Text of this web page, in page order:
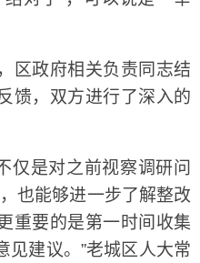
政府相关负责同志结
馈，双方进行了深入的
是对之前视察调研问
也能够进一步了解整改
重要的是第一时间收集
见建议。”老城区人大常